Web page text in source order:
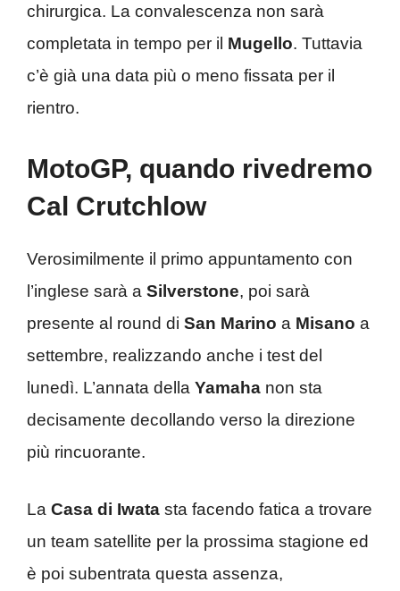
chirurgica. La convalescenza non sarà
completata in tempo per il Mugello. Tuttavia
c’è già una data più o meno fissata per il
rientro.
MotoGP, quando rivedremo
Cal Crutchlow
Verosimilmente il primo appuntamento con
l’inglese sarà a Silverstone, poi sarà
presente al round di San Marino a Misano a
settembre, realizzando anche i test del
lunedì. L’annata della Yamaha non sta
decisamente decollando verso la direzione
più rincuorante.
La Casa di Iwata sta facendo fatica a trovare
un team satellite per la prossima stagione ed
è poi subentrata questa assenza,